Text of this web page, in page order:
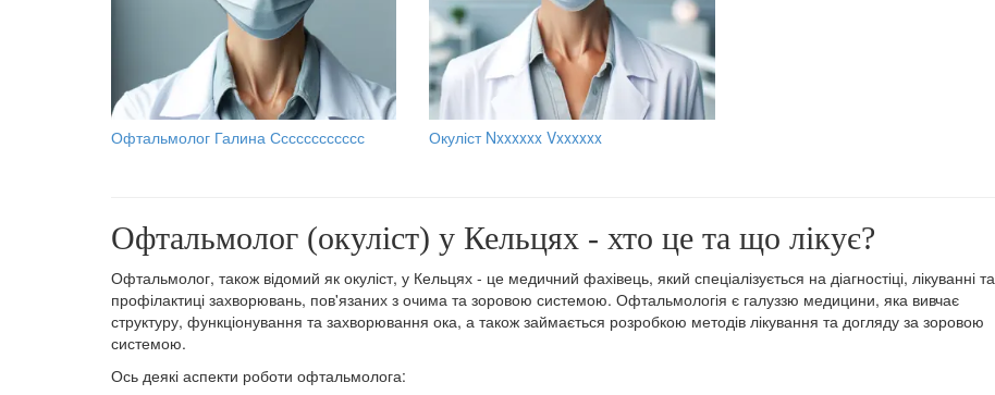
Офтальмолог Галина Сссссссссссс Окуліст Nxxxxxx Vxxxxxx
Офтальмолог (окуліст) у Кельцях - хто це та що лікує?
Офтальмолог, також відомий як окуліст, у Кельцях - це медичний фахівець, який спеціалізується на діагностіці, лікуванні та
профілактиці захворювань, пов'язаних з очима та зоровою системою. Офтальмологія є галуззю медицини, яка вивчає
структуру, функціонування та захворювання ока, а також займається розробкою методів лікування та догляду за зоровою
системою.
Ось деякі аспекти роботи офтальмолога: